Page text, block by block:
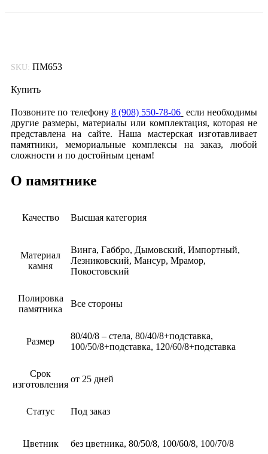
SKU: ПМ653
Купить
Позвоните по телефону 8 (908) 550-78-06 если необходимы
другие размеры, материалы или комплектация, которая не
представлена на сайте. Наша мастерская изготавливает
памятники, мемориальные комплексы на заказ, любой
сложности и по достойным ценам!
О памятнике
Качество Высшая категория
Материал
камня
Винга, Габбро, Дымовский, Импортный,
Лезниковский, Мансур, Мрамор,
Покостовский
Полировка
памятника
Все стороны
Размер
80/40/8 – стела, 80/40/8+подставка,
100/50/8+подставка, 120/60/8+подставка
Срок
изготовления
от 25 дней
Статус Под заказ
Цветник без цветника, 80/50/8, 100/60/8, 100/70/8